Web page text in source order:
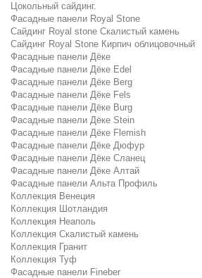
Цокольный сайдинг.
Фасадные панели Royal Stone
Сайдинг Royal stone Скалистый камень
Сайдинг Royal Stone Кирпич облицовочный
Фасадные панели Дёке
Фасадные панели Дёке Edel
Фасадные панели Дёке Berg
Фасадные панели Дёке Fels
Фасадные панели Дёке Burg
Фасадные панели Дёке Stein
Фасадные панели Дёке Flemish
Фасадные панели Дёке Дюфур
Фасадные панели Дёке Сланец
Фасадные панели Дёке Алтай
Фасадные панели Альта Профиль
Коллекция Венеция
Коллекция Шотландия
Коллекция Неаполь
Коллекция Скалистый камень
Коллекция Гранит
Коллекция Туф
Фасадные панели Fineber